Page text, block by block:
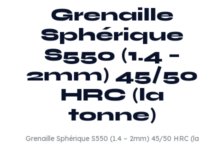
Grenaille
Sphérique
S550 (1.4 –
2mm) 45/50
HRC (la
tonne)
Grenaille Sphérique S550 (1.4 – 2mm) 45/50 HRC (la